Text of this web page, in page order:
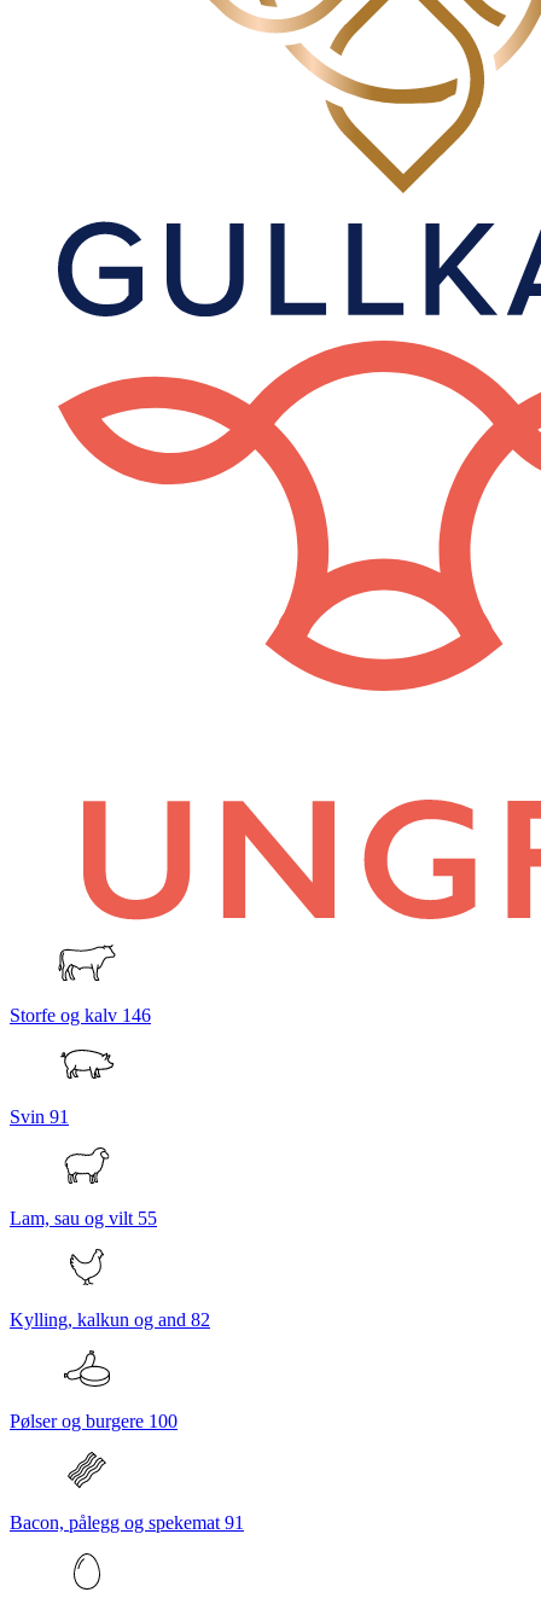
Storfe og kalv 146
Svin 91
Lam, sau og vilt 55
Kylling, kalkun og and 82
Pølser og burgere 100
Bacon, pålegg og spekemat 91